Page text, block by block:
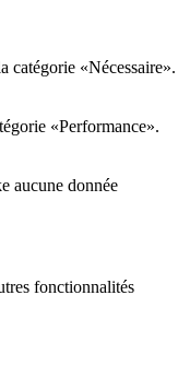
catégorie «Nécessaire».
«Performance».
aucune donnée
fonctionnalités